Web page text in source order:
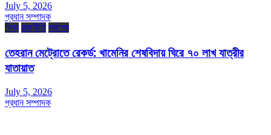
July 5, 2026
প্রধান সম্পাদক
বিশ্ব রাজনীতি সর্বশেষ
তেহরান মেট্রোতে রেকর্ড: খামেনির শেষবিদায় ঘিরে ৭০ লাখ যাত্রীর
যাতায়াত
July 5, 2026
প্রধান সম্পাদক